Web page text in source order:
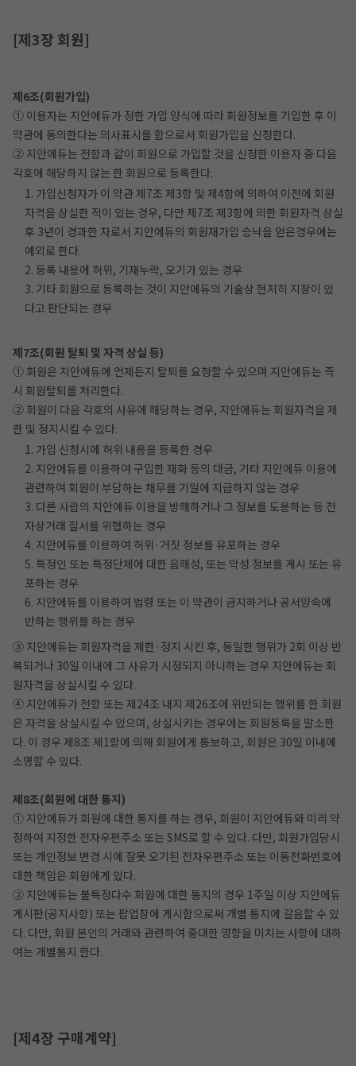
[제3장 회원]
제6조(회원가입)
① 이용자는 지안에듀가 정한 가입 양식에 따라 회원정보를 기입한 후 이
약관에 동의한다는 의사표시를 함으로서 회원가입을 신청한다.
② 지안에듀는 전항과 같이 회원으로 가입할 것을 신청한 이용자 중 다음
각호에 해당하지 않는 한 회원으로 등록한다.
1. 가입신청자가 이 약관 제7조 제3항 및 제4항에 의하여 이전에 회원
자격을 상실한 적이 있는 경우, 다만 제7조 제3항에 의한 회원자격 상실
후 3년이 경과한 자로서 지안에듀의 회원재가입 승낙을 얻은경우에는
예외로 한다.
2. 등록 내용에 허위, 기재누락, 오기가 있는 경우
3. 기타 회원으로 등록하는 것이 지안에듀의 기술상 현저히 지장이 있
다고 판단되는 경우
제7조(회원 탈퇴 및 자격 상실 등)
① 회원은 지안에듀에 언제든지 탈퇴를 요청할 수 있으며 지안에듀는 즉
시 회원탈퇴를 처리한다.
② 회원이 다음 각호의 사유에 해당하는 경우, 지안에듀는 회원자격을 제
한 및 정지시킬 수 있다.
1. 가입 신청시에 허위 내용을 등록한 경우
2. 지안에듀를 이용하여 구입한 재화 등의 대금, 기타 지안에듀 이용에
관련하여 회원이 부담하는 채무를 기일에 지급하지 않는 경우
3. 다른 사람의 지안에듀 이용을 방해하거나 그 정보를 도용하는 등 전
자상거래 질서를 위협하는 경우
4. 지안에듀를 이용하여 허위·거짓 정보를 유포하는 경우
5. 특정인 또는 특정단체에 대한 음해성, 또는 악성 정보를 게시 또는 유
포하는 경우
6. 지안에듀를 이용하여 법령 또는 이 약관이 금지하거나 공서양속에
반하는 행위를 하는 경우
③ 지안에듀는 회원자격을 제한·정지 시킨 후, 동일한 행위가 2회 이상 반
복되거나 30일 이내에 그 사유가 시정되지 아니하는 경우 지안에듀는 회
원자격을 상실시킬 수 있다.
④ 지안에듀가 전항 또는 제24조 내지 제26조에 위반되는 행위를 한 회원
은 자격을 상실시킬 수 있으며, 상실시키는 경우에는 회원등록을 말소한
다. 이 경우 제8조 제1항에 의해 회원에게 통보하고, 회원은 30일 이내에
소명할 수 있다.
제8조(회원에 대한 통지)
① 지안에듀가 회원에 대한 통지를 하는 경우, 회원이 지안에듀와 미리 약
정하여 지정한 전자우편주소 또는 SMS로 할 수 있다. 다만, 회원가입당시
또는 개인정보 변경 시에 잘못 오기된 전자우편주소 또는 이동전화번호에
대한 책임은 회원에게 있다.
② 지안에듀는 불특정다수 회원에 대한 통지의 경우 1주일 이상 지안에듀
게시판(공지사항) 또는 팝업창에 게시함으로써 개별 통지에 갈음할 수 있
다. 다만, 회원 본인의 거래와 관련하여 중대한 영향을 미치는 사항에 대하
여는 개별통지 한다.
[제4장 구매계약]